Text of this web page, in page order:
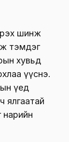
шинж
тэмдэг
хувьд
үүснэ.
үед
ялгаатай